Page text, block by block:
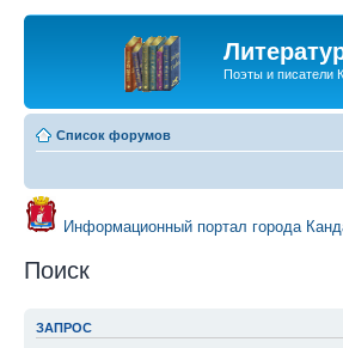
Поэты и писатели
Список форумов
Информационный портал города
Поиск
ЗАПРОС